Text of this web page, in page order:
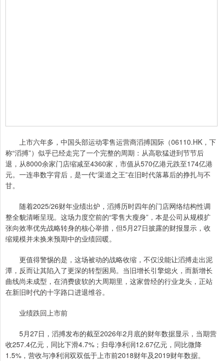
上市六年多，中国头部运动零售运营商滔搏国际（06110.HK，下
称“滔搏”）似乎已经走完了一个完整的周期：从高歌猛进到节节后
退，从8000余家门店缩减至4360家，市值从570亿港元跌至174亿港
元。一连串数字背后，是一代“渠道之王”在旧时代落幕后的挣扎与不
甘。
随着2025/26财年业绩出炉，滔搏历时四年的门店网络结构性调
整全貌清晰呈现。这场力度空前的“零售大瘦身”，本是公司从规模扩
张向效率优先战略转身的核心举措，但5月27日披露的财报显示，收
缩规模并未换来预期中的业绩回暖。
更值得警惕的是，这场被动的战略收缩，不仅没能让滔搏走出泥
潭，反而让其陷入了更深的转型困局。当旧增长引擎熄火，而新增长
曲线尚未成型，在消费疲软的大周期里，这家曾经的行业龙头，正站
在新旧时代的十字路口进退维谷。
业绩跌回上市前
5月27日，滔搏发布的截至2026年2月底的财年数据显示，当期营
收257.4亿元，同比下滑4.7%；归母净利润12.67亿元，同比微降
1.5%，营收与净利润双双低于上市前2018财年及2019财年数据。